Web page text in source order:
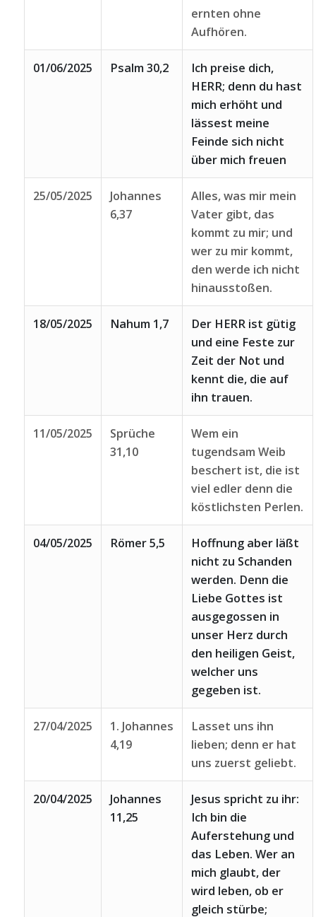
ernten ohne
Aufhören.
01/06/2025 Psalm 30,2
Ich preise dich,
HERR; denn du hast
mich erhöht und
lässest meine
Feinde sich nicht
über mich freuen
25/05/2025
Johannes
6,37
Alles, was mir mein
Vater gibt, das
kommt zu mir; und
wer zu mir kommt,
den werde ich nicht
hinausstoßen.
18/05/2025 Nahum 1,7
Der HERR ist gütig
und eine Feste zur
Zeit der Not und
kennt die, die auf
ihn trauen.
11/05/2025
Sprüche
31,10
Wem ein
tugendsam Weib
beschert ist, die ist
viel edler denn die
köstlichsten Perlen.
04/05/2025 Römer 5,5
Hoffnung aber läßt
nicht zu Schanden
werden. Denn die
Liebe Gottes ist
ausgegossen in
unser Herz durch
den heiligen Geist,
welcher uns
gegeben ist.
27/04/2025
1. Johannes
4,19
Lasset uns ihn
lieben; denn er hat
uns zuerst geliebt.
20/04/2025
Johannes
11,25
Jesus spricht zu ihr:
Ich bin die
Auferstehung und
das Leben. Wer an
mich glaubt, der
wird leben, ob er
gleich stürbe;